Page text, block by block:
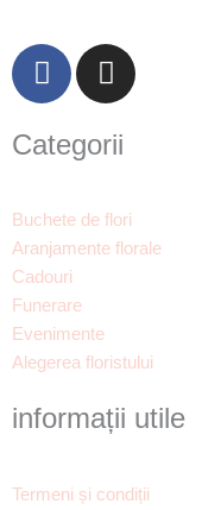
F
a
e
o
o
k
I
n
t
g
r
a
Categorii
Buchete de flori
Aranjamente florale
Cadouri
Funerare
Evenimente
Alegerea floristului
informații utile
Termeni și condiții